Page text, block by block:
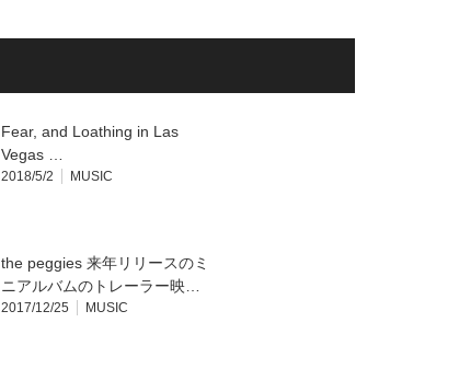
Fear, and Loathing in Las
Vegas …
2018/5/2 MUSIC
the peggies 来年リリースのミ
ニアルバムのトレーラー映…
2017/12/25 MUSIC